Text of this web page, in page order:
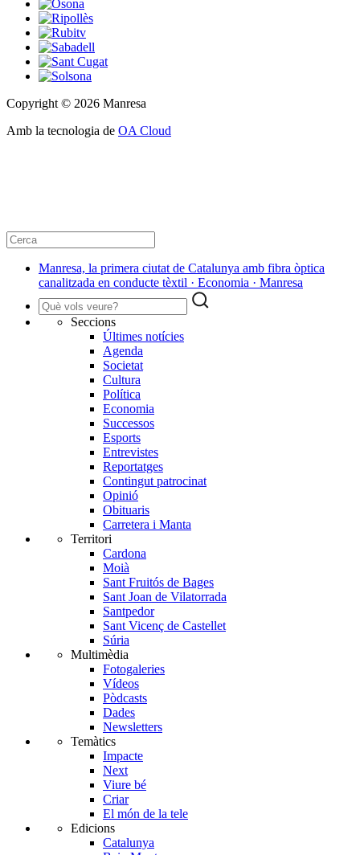
Copyright © 2026 Manresa
Amb la tecnologia de OA Cloud
Manresa, la primera ciutat de Catalunya amb fibra òptica
canalitzada en conducte tèxtil · Economia · Manresa
Seccions
Últimes notícies
Agenda
Societat
Cultura
Política
Economia
Successos
Esports
Entrevistes
Reportatges
Contingut patrocinat
Opinió
Obituaris
Carretera i Manta
Territori
Cardona
Moià
Sant Fruitós de Bages
Sant Joan de Vilatorrada
Santpedor
Sant Vicenç de Castellet
Súria
Multimèdia
Fotogaleries
Vídeos
Pòdcasts
Dades
Newsletters
Temàtics
Impacte
Next
Viure bé
Criar
El món de la tele
Edicions
Catalunya